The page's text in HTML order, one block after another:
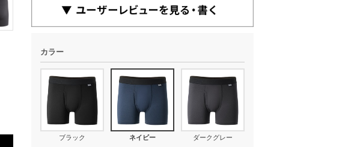
カラー
ブラック ネイビー ダークグレー